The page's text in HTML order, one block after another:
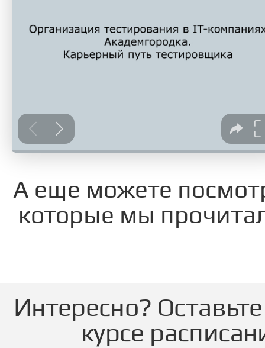
А еще можете
которые мы
Интересно?
курсе